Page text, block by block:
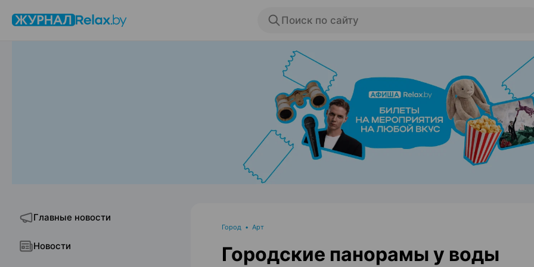
Поиск по сайту
ЭФФЕКТИВНАЯ РЕКЛАМА НА САЙТЕ
Главные новости
Новости
Город • Арт
Городские панорамы у воды